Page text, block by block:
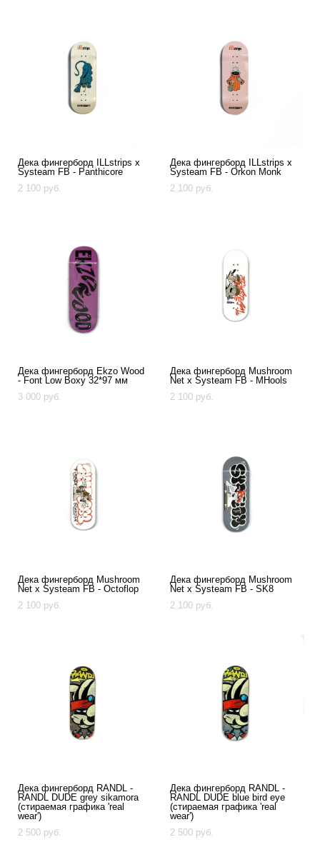
Дека фингерборд ILLstrips x
Systeam FB - Panthicore
2 100 pуб.
Дека фингерборд ILLstrips x
Systeam FB - Orkon Monk
2 100 pуб.
Дека фингерборд Ekzo Wood
- Font Low Boxy 32*97 мм
3 000 pуб.
Дека фингерборд Mushroom
Net x Systeam FB - MHools
2 100 pуб.
Дека фингерборд Mushroom
Net x Systeam FB - Octoflop
2 100 pуб.
Дека фингерборд Mushroom
Net x Systeam FB - SK8
2 100 pуб.
Дека фингерборд RANDL -
RANDL DUDE grey sikamora
(стираемая графика 'real
wear')
2 500 pуб.
Дека фингерборд RANDL -
RANDL DUDE blue bird eye
(стираемая графика 'real
wear')
2 500 pуб.